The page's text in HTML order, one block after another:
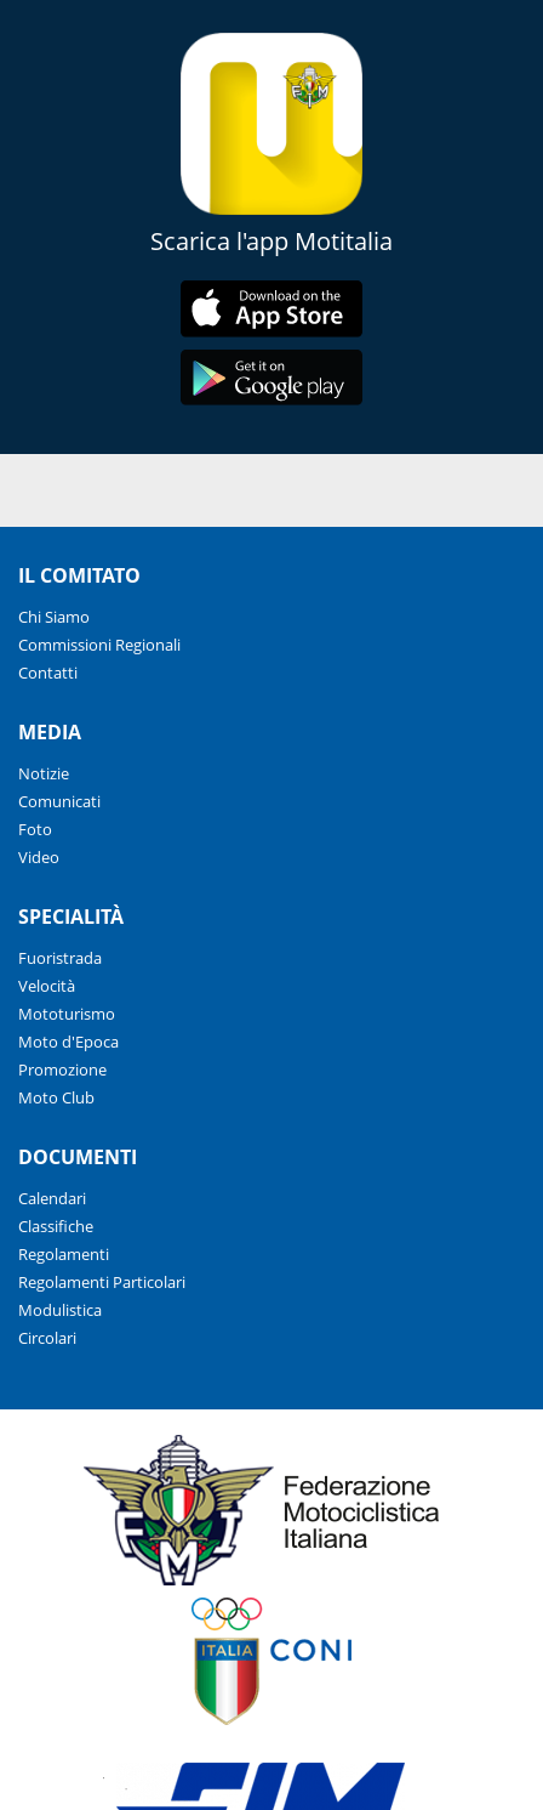
Scarica l'app Motitalia
IL COMITATO
Chi Siamo
Commissioni Regionali
Contatti
MEDIA
Notizie
Comunicati
Foto
Video
SPECIALITÀ
Fuoristrada
Velocità
Mototurismo
Moto d'Epoca
Promozione
Moto Club
DOCUMENTI
Calendari
Classifiche
Regolamenti
Regolamenti Particolari
Modulistica
Circolari